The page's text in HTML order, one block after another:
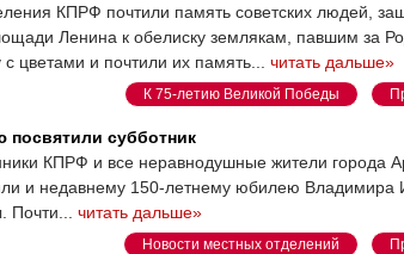
КПРФ почтили память советских людей,
Ленина к обелиску землякам, павшим за
цветами и почтили их память... читать дальше»
К 75-летию Великой Победы
субботник
КПРФ и все неравнодушные жители города
и недавнему 150-летнему юбилею Владимира
Почти... читать дальше»
Новости местных отделений